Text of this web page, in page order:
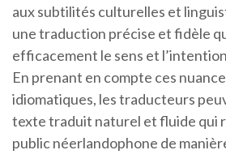
aux subtilités culturelles et
une traduction précise et fidèle
efficacement le sens et
En prenant en compte ces
idiomatiques, les traducteurs
texte traduit naturel et fluide qui
public néerlandophone de